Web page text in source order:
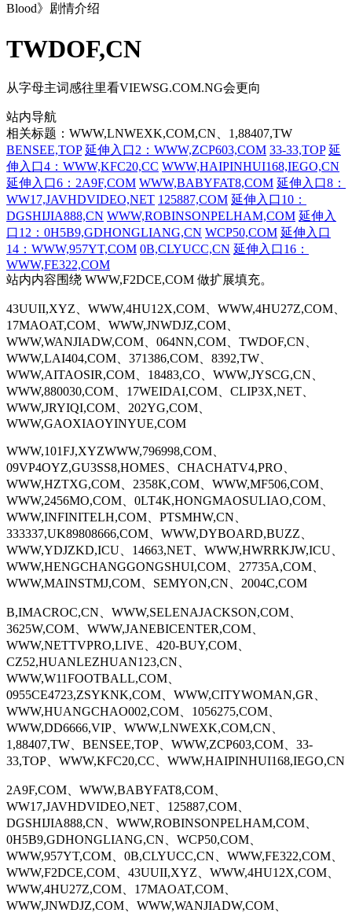
Blood》剧情介绍
TWDOF,CN
从字母主词感往里看VIEWSG.COM.NG会更向
站内导航
相关标题：WWW,LNWEXK,COM,CN、1,88407,TW
BENSEE,TOP 延伸入口2：WWW,ZCP603,COM 33-33,TOP 延
伸入口4：WWW,KFC20,CC WWW,HAIPINHUI168,IEGO,CN
延伸入口6：2A9F,COM WWW,BABYFAT8,COM 延伸入口8：
WW17,JAVHDVIDEO,NET 125887,COM 延伸入口10：
DGSHIJIA888,CN WWW,ROBINSONPELHAM,COM 延伸入
口12：0H5B9,GDHONGLIANG,CN WCP50,COM 延伸入口
14：WWW,957YT,COM 0B,CLYUCC,CN 延伸入口16：
WWW,FE322,COM
站内内容围绕 WWW,F2DCE,COM 做扩展填充。
43UUII,XYZ、WWW,4HU12X,COM、WWW,4HU27Z,COM、
17MAOAT,COM、WWW,JNWDJZ,COM、
WWW,WANJIADW,COM、064NN,COM、TWDOF,CN、
WWW,LAI404,COM、371386,COM、8392,TW、
WWW,AITAOSIR,COM、18483,CO、WWW,JYSCG,CN、
WWW,880030,COM、17WEIDAI,COM、CLIP3X,NET、
WWW,JRYIQI,COM、202YG,COM、
WWW,GAOXIAOYINYUE,COM
WWW,101FJ,XYZWWW,796998,COM、
09VP4OYZ,GU3SS8,HOMES、CHACHATV4,PRO、
WWW,HZTXG,COM、2358K,COM、WWW,MF506,COM、
WWW,2456MO,COM、0LT4K,HONGMAOSULIAO,COM、
WWW,INFINITELH,COM、PTSMHW,CN、
333337,UK89808666,COM、WWW,DYBOARD,BUZZ、
WWW,YDJZKD,ICU、14663,NET、WWW,HWRRKJW,ICU、
WWW,HENGCHANGGONGSHUI,COM、27735A,COM、
WWW,MAINSTMJ,COM、SEMYON,CN、2004C,COM
B,IMACROC,CN、WWW,SELENAJACKSON,COM、
3625W,COM、WWW,JANEBICENTER,COM、
WWW,NETTVPRO,LIVE、420-BUY,COM、
CZ52,HUANLEZHUAN123,CN、
WWW,W11FOOTBALL,COM、
0955CE4723,ZSYKNK,COM、WWW,CITYWOMAN,GR、
WWW,HUANGCHAO002,COM、1056275,COM、
WWW,DD6666,VIP、WWW,LNWEXK,COM,CN、
1,88407,TW、BENSEE,TOP、WWW,ZCP603,COM、33-
33,TOP、WWW,KFC20,CC、WWW,HAIPINHUI168,IEGO,CN
2A9F,COM、WWW,BABYFAT8,COM、
WW17,JAVHDVIDEO,NET、125887,COM、
DGSHIJIA888,CN、WWW,ROBINSONPELHAM,COM、
0H5B9,GDHONGLIANG,CN、WCP50,COM、
WWW,957YT,COM、0B,CLYUCC,CN、WWW,FE322,COM、
WWW,F2DCE,COM、43UUII,XYZ、WWW,4HU12X,COM、
WWW,4HU27Z,COM、17MAOAT,COM、
WWW,JNWDJZ,COM、WWW,WANJIADW,COM、